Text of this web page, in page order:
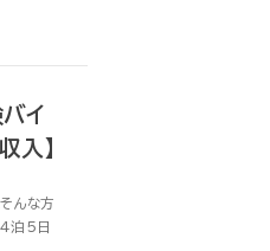
イ
入】
んな方
4泊5日